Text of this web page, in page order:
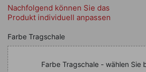
Nachfolgend können Sie das
Produkt individuell anpassen
Nachfolgend können
Farbe Tragschale
Farbe Tragschale - wählen Sie